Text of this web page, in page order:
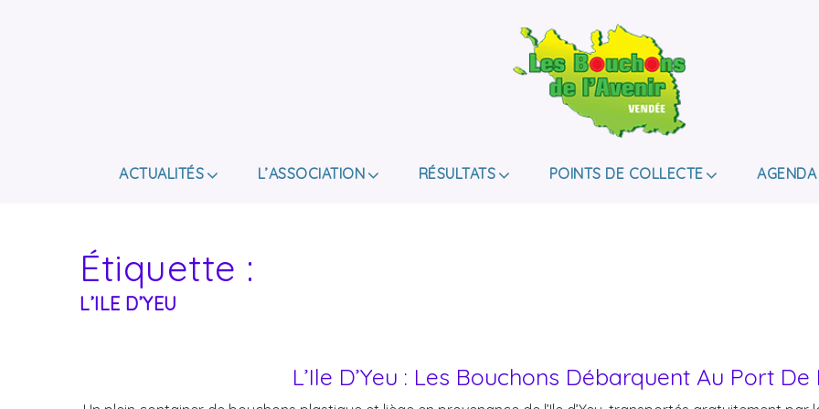
LES BOUCHONS
DE HANDICAP.
ACTUALITÉS L’ASSOCIATION RÉSULTATS POINTS DE COLLECTE AGENDA
Étiquette :
L’ILE D’YEU
L’Ile D’Yeu : Les Bouchons Débarquent Au Port